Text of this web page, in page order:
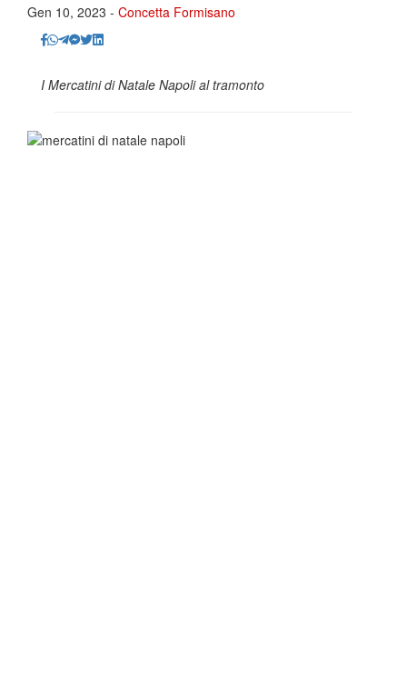
Gen 10, 2023 - Concetta Formisano
I Mercatini di Natale Napoli al tramonto